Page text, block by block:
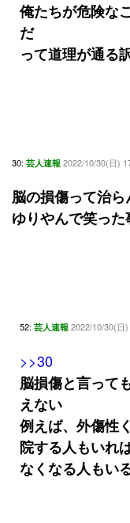
俺たちが危険な
だ
って道理が通る
30: 芸人速報 2022/10/30(日)
脳の損傷って治ら
ゆりやんで笑っ
52: 芸人速報 2022/10/30(日
>>30
脳損傷と言って
えない
例えば、外傷性
院する人もいれ
なくなる人もい